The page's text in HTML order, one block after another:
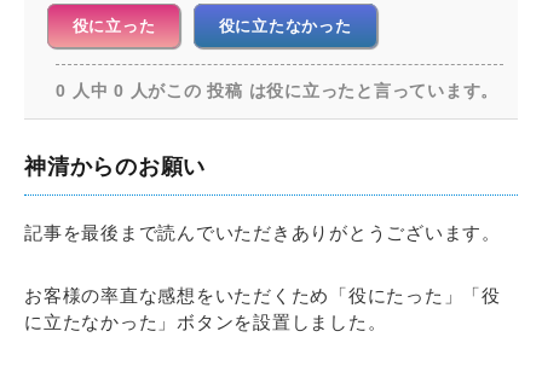
役に立った 役に立たなかった
0 人中 0 人がこの 投稿 は役に立ったと言っています。
神清からのお願い
記事を最後まで読んでいただきありがとうございます。
お客様の率直な感想をいただくため「役にたった」「役
に立たなかった」ボタンを設置しました。